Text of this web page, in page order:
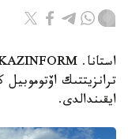
ترانزيتتىك
ايقىندالدى.